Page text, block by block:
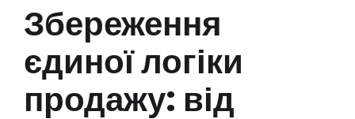
Збереження
єдиної логіки
продажу: від